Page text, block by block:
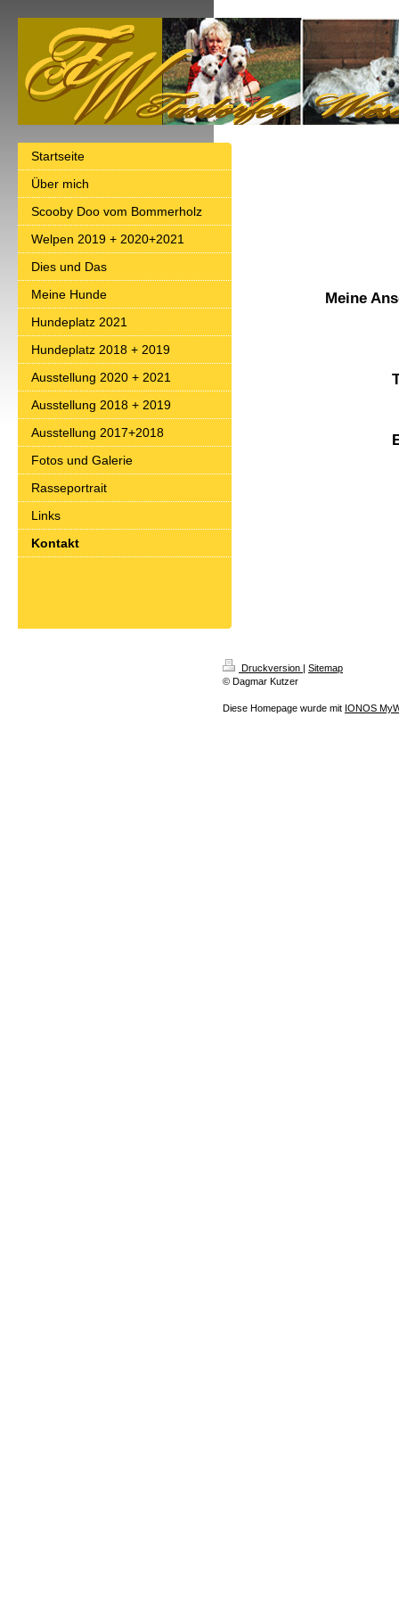
Meine
E -
Startseite
Über mich
Scooby Doo vom Bommerholz
Welpen 2019 + 2020+2021
Dies und Das
Meine Hunde
Hundeplatz 2021
Hundeplatz 2018 + 2019
Ausstellung 2020 + 2021
Ausstellung 2018 + 2019
Ausstellung 2017+2018
Fotos und Galerie
Rasseportrait
Links
Kontakt
Druckversion | Sitemap
© Dagmar Kutzer
Diese Homepage wurde mit IONOS